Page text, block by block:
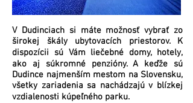
V Dudinciach si máte možnosť vybrať zo
širokej škály ubytovacích priestorov. K
dispozícii sú Vám liečebné domy, hotely,
ako aj súkromné penzióny. A keďže sú
Dudince najmenším mestom na Slovensku,
všetky zariadenia sa nachádzajú v blízkej
vzdialenosti kúpeľného parku.